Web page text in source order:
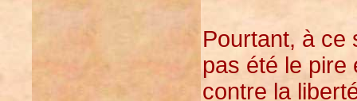
Pourtant, à ce
pas été le pire
contre la